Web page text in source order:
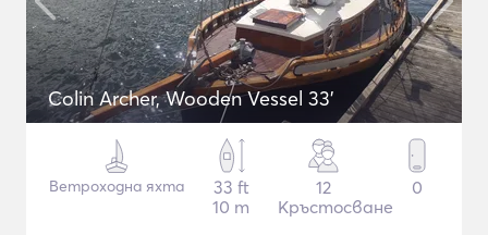
Colin Archer, Wooden Vessel 33'
Ветроходна яхта
33 ft
10 m
12
Кръстосване
0